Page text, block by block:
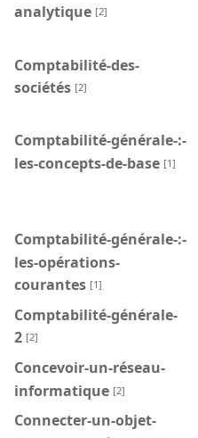
analytique [2]
Comptabilité-des-
sociétés [2]
Comptabilité-générale-:-
les-concepts-de-base [1]
Comptabilité-générale-:-
les-opérations-
courantes [1]
Comptabilité-générale-
2 [2]
Concevoir-un-réseau-
informatique [2]
Connecter-un-objet-